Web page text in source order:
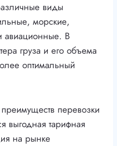
виды
морские,
В
груза и его объема
оптимальный
перевозки
выгодная тарифная
на рынке